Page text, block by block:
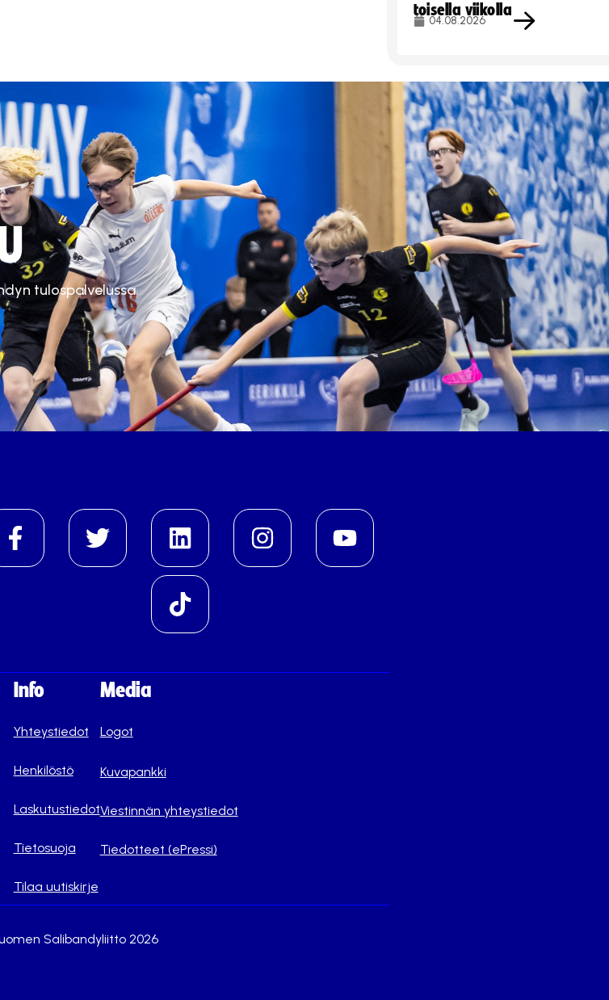
toisella viikolla
04.08.2026
tulospalvelussa.
Info
Yhteystiedot
Henkilöstö
Laskutustiedot
Tietosuoja
Tilaa uutiskirje
Media
Logot
Kuvapankki
Viestinnän yhteystiedot
Tiedotteet (ePressi)
Salibandyliitto 2026